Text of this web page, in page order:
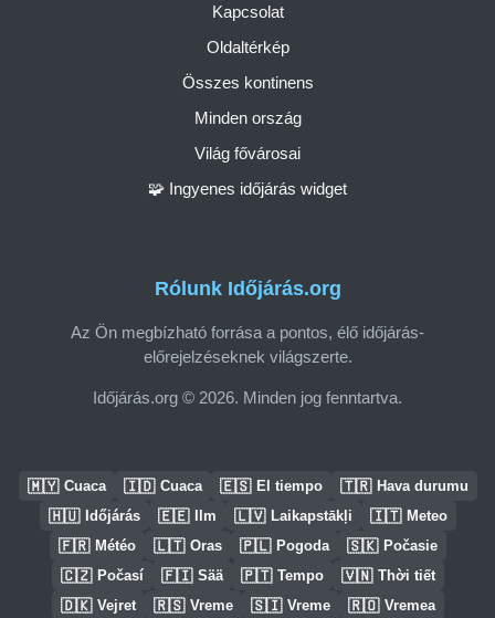
Rólunk Időjárás.org
Az Ön megbízható forrása a pontos, élő időjárás-
előrejelzéseknek világszerte.
Időjárás.org © 2026. Minden jog fenntartva.
Kapcsolat
Oldaltérkép
Összes kontinens
Minden ország
Világ fővárosai
🧩 Ingyenes időjárás widget
🇲🇾 Cuaca 🇮🇩 Cuaca 🇪🇸 El tiempo 🇹🇷 Hava durumu
🇭🇺 Időjárás 🇪🇪 Ilm 🇱🇻 Laikapstākļi 🇮🇹 Meteo
🇫🇷 Météo 🇱🇹 Oras 🇵🇱 Pogoda 🇸🇰 Počasie
🇨🇿 Počasí 🇫🇮 Sää 🇵🇹 Tempo 🇻🇳 Thời tiết
🇩🇰 Vejret 🇷🇸 Vreme 🇸🇮 Vreme 🇷🇴 Vremea